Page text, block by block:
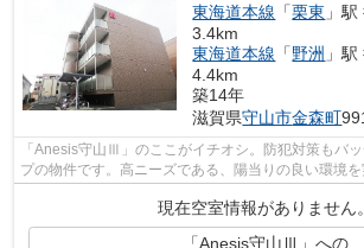
東海道本線 「栗東 」
3.4km
東海道本線 「野洲 」
4.4km
築14年
滋賀県守山市金森町
「Anesis守山Ⅲ」のここがイチオシ。防犯対策もバ
プの物件です。高ニーズである、陽当りの良い環境を
います。fd@sigasaison.comからのお問...
現在空室情報がありません。
「Anesis守山Ⅲ」への